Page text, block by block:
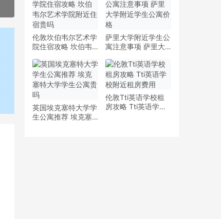
伦敦坎伯韦尔艺术学
院住宿攻略 坎伯韦
贵吗
萨里大学附近学生公
寓注意事项 萨里大
英国埃克塞特大学学
生公寓推荐 埃克塞
伦敦Tti英语学校租
房攻略 Tti英语学校